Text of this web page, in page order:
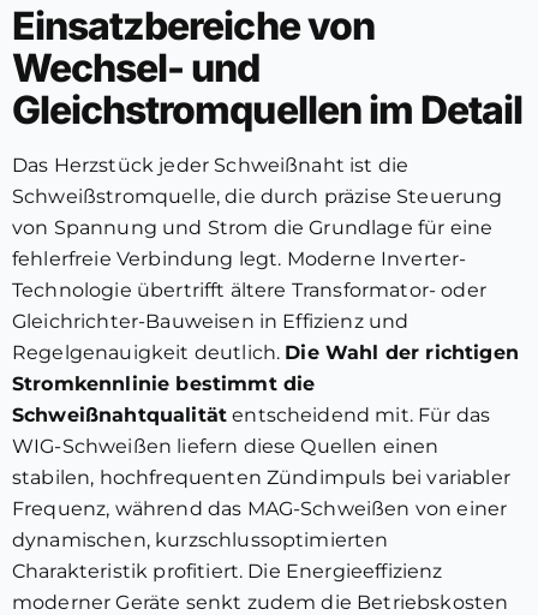
Einsatzbereiche von
Wechsel- und
Gleichstromquellen im Detail
Das Herzstück jeder Schweißnaht ist die
Schweißstromquelle, die durch präzise Steuerung
von Spannung und Strom die Grundlage für eine
fehlerfreie Verbindung legt. Moderne Inverter-
Technologie übertrifft ältere Transformator- oder
Gleichrichter-Bauweisen in Effizienz und
Regelgenauigkeit deutlich. Die Wahl der richtigen
Stromkennlinie bestimmt die
Schweißnahtqualität entscheidend mit. Für das
WIG-Schweißen liefern diese Quellen einen
stabilen, hochfrequenten Zündimpuls bei variabler
Frequenz, während das MAG-Schweißen von einer
dynamischen, kurzschlussoptimierten
Charakteristik profitiert. Die Energieeffizienz
moderner Geräte senkt zudem die Betriebskosten